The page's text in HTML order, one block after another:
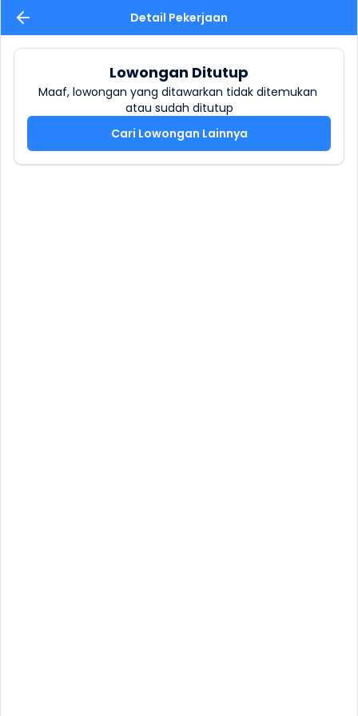
Detail Pekerjaan
Lowongan Ditutup
Maaf, lowongan yang ditawarkan tidak ditemukan
atau sudah ditutup
Cari Lowongan Lainnya